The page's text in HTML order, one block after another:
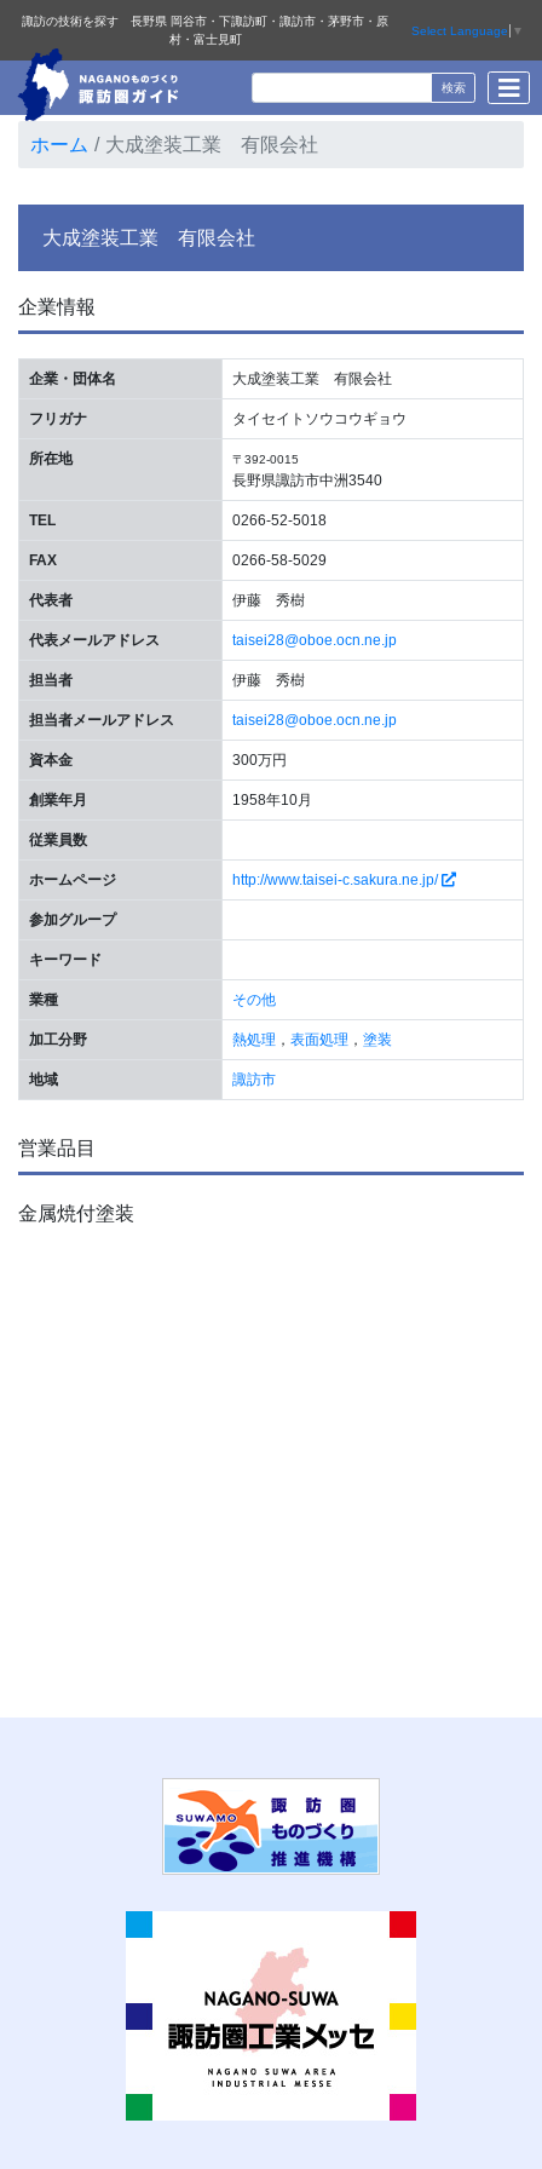
諏訪の技術を探す 長野県 岡谷市・下諏訪町・諏訪市・茅野市・原
村・富士見町
Select Language ▼
ホーム 大成塗装工業 有限会社
大成塗装工業 有限会社
企業情報
企業・団体名 大成塗装工業 有限会社
フリガナ タイセイトソウコウギョウ
所在地 〒392-0015
長野県諏訪市中洲3540
TEL 0266-52-5018
FAX 0266-58-5029
代表者 伊藤 秀樹
代表メールアドレス taisei28@oboe.ocn.ne.jp
担当者 伊藤 秀樹
担当者メールアドレス taisei28@oboe.ocn.ne.jp
資本金 300万円
創業年月 1958年10月
従業員数
ホームページ http://www.taisei-c.sakura.ne.jp/
参加グループ
キーワード
業種 その他
加工分野 熱処理 ， 表面処理 ， 塗装
地域 諏訪市
営業品目
金属焼付塗装